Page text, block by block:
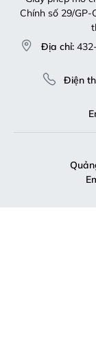
Chính số 29/GP-
Địa chỉ:
Điện